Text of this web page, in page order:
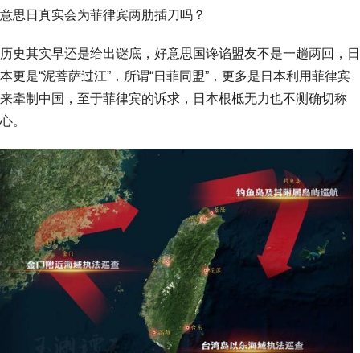
意思日真实会为菲律宾两肋插刀吗？
历史其实早还是给出谜底，好意思国谗谄盟友不是一趟两回，日
本更是“泥菩萨过江”，所谓“日菲同盟”，更多是日本利用菲律宾
来牵制中国，至于菲律宾的诉求，日本根柢无力也不测确切称
心。